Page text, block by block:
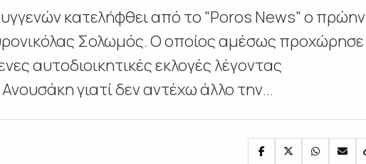
κατελήφθει από το "Poros News" ο πρώην
Σολωμός. Ο οποίος αμέσως προχώρησε
αυτοδιοικητικές εκλογές λέγοντας
γιατί δεν αντέχω άλλο την...